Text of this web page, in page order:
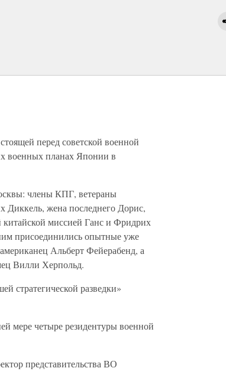
перед советской военной
военных планах Японии в
члены КПГ, ветераны
жена последнего Дорис,
миссией Ганс и Фридрих
присоединились опытные уже
Альберт Фейерабенд, а
Вилли Херпольд.
стратегической разведки»
мере четыре резидентуры военной
представительства ВО